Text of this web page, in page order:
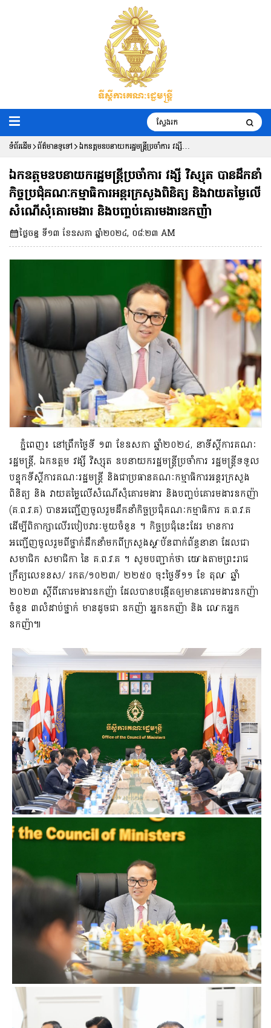
ទំព័រដើម ព័ត៌មានទូទៅ ឯកឧត្តមឧបនាយករដ្ឋមន្ត្រីប្រចាំការ វង្សី
វិស្សុត បានដឹកនាំកិច្ចប្រជុំគណៈកម្មាធិការអន្តរ
ក្រសួងពិនិត្យ និងវាយតម្លៃលើសំណើសុំ
គោរមងារ និងបញ្ចប់គោរមងារឧកញ៉ា
ឯកឧត្តមឧបនាយករដ្ឋមន្ត្រីប្រចាំការ វង្សី វិស្សុត បានដឹកនាំ
កិច្ចប្រជុំគណៈកម្មាធិការអន្តរក្រសួងពិនិត្យ និងវាយតម្លៃលើ
សំណើសុំគោរមងារ និងបញ្ចប់គោរមងារឧកញ៉ា
ថ្ងៃចន្ទ ទី១៣ ខែឧសភា ឆ្នាំ២០២៤, ០៨:២៣ AM
ភ្នំពេញ៖ នៅព្រឹកថ្ងៃទី ១៣ ខែឧសភា ឆ្នាំ២០២៤, នាទីស្តីការគណៈ
រដ្ឋមន្ត្រី, ឯកឧត្តម វង្សី វិស្សុត ឧបនាយករដ្ឋមន្ត្រីប្រចាំការ រដ្ឋមន្ត្រីទទួល
បន្ទុកទីស្តីការគណៈរដ្ឋមន្ត្រី និងជាប្រធានគណៈកម្មាធិការអន្តរក្រសួង
ពិនិត្យ និង វាយតម្លៃលើសំណើសុំគោរមងារ និងបញ្ចប់គោរមងារឧកញ៉ា
(គ.ព.វ.គ) បានអញ្ជើញចូលរួមដឹកនាំកិច្ចប្រជុំគណៈកម្មាធិការ គ.ព.វ.គ
ដើម្បីពិភាក្សាលើរបៀបវារៈមួយចំនួន ។ កិច្ចប្រជុំនេះដែរ មានការ
អញ្ជើញចូលរួមពីថ្នាក់ដឹកនាំមកពីក្រសួងស្ថាប័នពាក់ព័ន្ធនានា ដែលជា
សមាជិក សមាជិកា នៃ គ.ព.វ.គ ។ សូមបញ្ជាក់ថា យោងតាមព្រះរាជ
ក្រឹត្យលេខនស/ រកត/១០២៣/ ២២៥០ ចុះថ្ងៃទី១១ ខែ តុលា ឆ្នាំ
២០២៣ ស្តីពីគោរមងារឧកញ៉ា ដែលបានបង្កើតឲ្យមានគោរមងារឧកញ៉ា
ចំនួន ៣លំដាប់ថ្នាក់ មានដូចជា ឧកញ៉ា អ្នកឧកញ៉ា និង លោកអ្នក
ឧកញ៉ា៕